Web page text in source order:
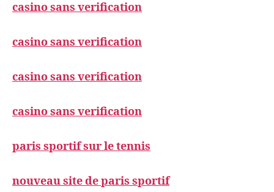
casino sans verification
casino sans verification
casino sans verification
casino sans verification
paris sportif sur le tennis
nouveau site de paris sportif